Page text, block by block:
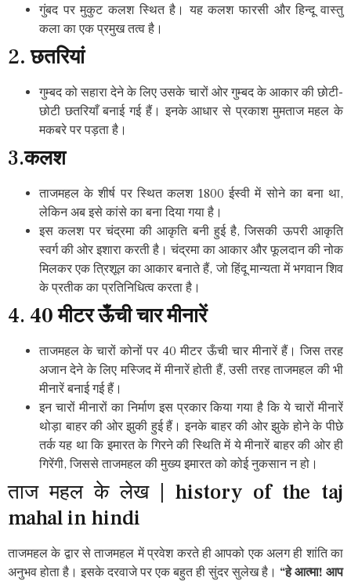
गुंबद पर मुकुट कलश स्थित है। यह कलश फारसी और हिन्दू वास्तु
कला का एक प्रमुख तत्व है।
2. छतरियां
गुम्बद को सहारा देने के लिए उसके चारों ओर गुम्बद के आकार की छोटी-
छोटी छतरियाँ बनाई गई हैं। इनके आधार से प्रकाश मुमताज महल के
मकबरे पर पड़ता है।
3.कलश
ताजमहल के शीर्ष पर स्थित कलश 1800 ईस्वी में सोने का बना था,
लेकिन अब इसे कांसे का बना दिया गया है।
इस कलश पर चंद्रमा की आकृति बनी हुई है, जिसकी ऊपरी आकृति
स्वर्ग की ओर इशारा करती है। चंद्रमा का आकार और फूलदान की नोक
मिलकर एक त्रिशूल का आकार बनाते हैं, जो हिंदू मान्यता में भगवान शिव
के प्रतीक का प्रतिनिधित्व करता है।
4. 40 मीटर ऊँची चार मीनारें
ताजमहल के चारों कोनों पर 40 मीटर ऊँची चार मीनारें हैं। जिस तरह
अजान देने के लिए मस्जिद में मीनारें होती हैं, उसी तरह ताजमहल की भी
मीनारें बनाई गई हैं।
इन चारों मीनारों का निर्माण इस प्रकार किया गया है कि ये चारों मीनारें
थोड़ा बाहर की ओर झुकी हुई हैं। इनके बाहर की ओर झुके होने के पीछे
तर्क यह था कि इमारत के गिरने की स्थिति में ये मीनारें बाहर की ओर ही
गिरेंगी, जिससे ताजमहल की मुख्य इमारत को कोई नुकसान न हो।
ताज महल के लेख | history of the taj
mahal in hindi
ताजमहल के द्वार से ताजमहल में प्रवेश करते ही आपको एक अलग ही शांति का
अनुभव होता है। इसके दरवाजे पर एक बहुत ही सुंदर सुलेख है। “हे आत्मा! आप